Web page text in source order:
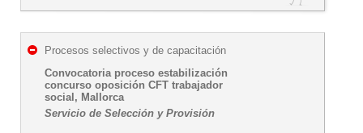
Procesos selectivos y de capacitación
Convocatoria proceso estabilización
concurso oposición CFT trabajador
social, Mallorca
Servicio de Selección y Provisión